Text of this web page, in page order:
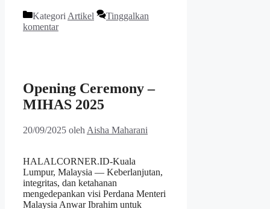
Kategori Artikel
Tinggalkan
komentar
Opening Ceremony –
MIHAS 2025
20/09/2025 oleh Aisha Maharani
HALALCORNER.ID-Kuala
Lumpur, Malaysia — Keberlanjutan,
integritas, dan ketahanan
mengedepankan visi Perdana Menteri
Malaysia Anwar Ibrahim untuk